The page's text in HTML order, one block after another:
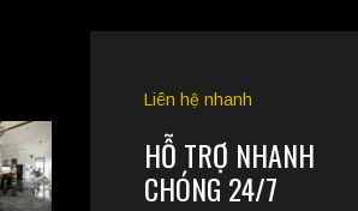
Liên hệ nhanh
HỖ TRỢ NHANH
CHÓNG 24/7